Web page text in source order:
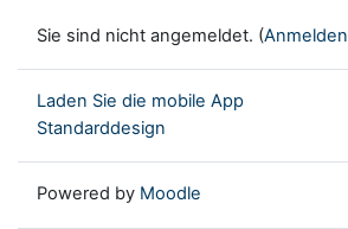
Sie sind nicht angemeldet. (Anmelden
Laden Sie die mobile App
Standarddesign
Powered by Moodle